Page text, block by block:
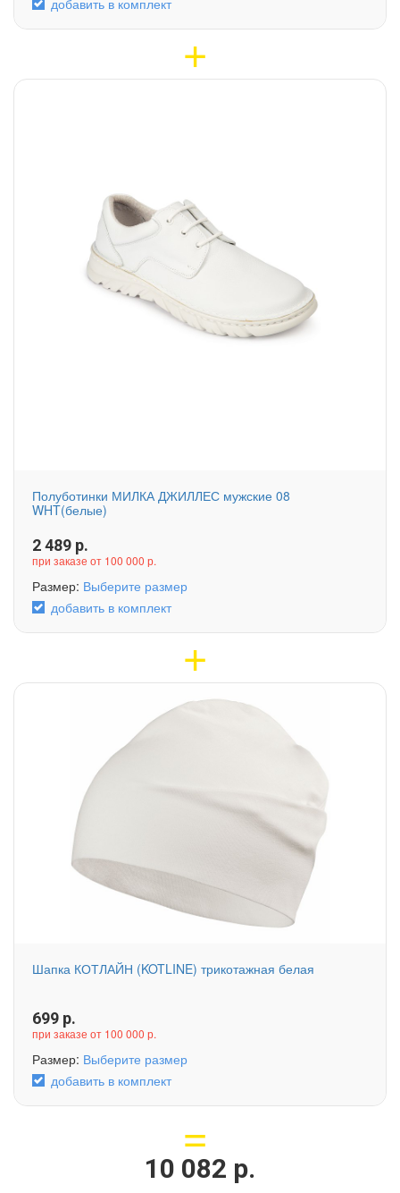
Полуботинки МИЛКА ДЖИЛЛЕС мужские 08
WHT(белые)
2 489 р.
при заказе от 100 000 р.
Размер: Выберите размер
добавить в комплект
Шапка КОТЛАЙН (KOTLINE) трикотажная белая
699 р.
при заказе от 100 000 р.
Размер: Выберите размер
добавить в комплект
10 082 р.